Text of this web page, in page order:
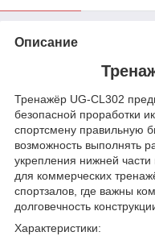
Описание
Тренажёр UG‑CL302
безопасной проработки
спортсмену правильную
возможность выполнять
укрепления нижней части
для коммерческих
спортзалов, где важны
долговечность
Характеристики: